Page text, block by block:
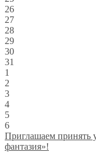
26
27
28
29
30
31
1
2
3
4
5
6
Приглашаем принять
фантазия»!